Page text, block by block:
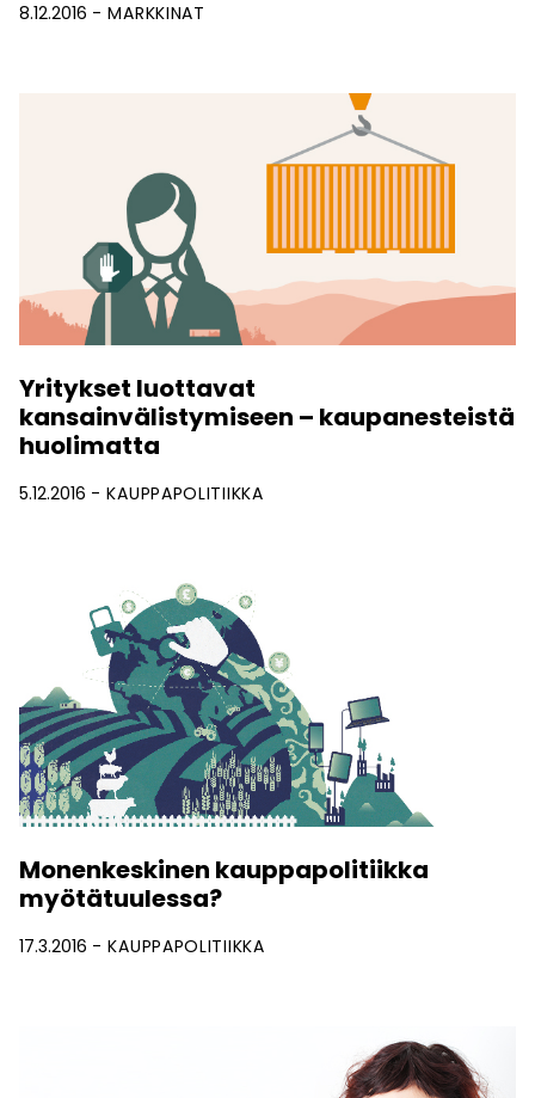
8.12.2016 MARKKINAT
Yritykset luottavat
kansainvälistymiseen – kaupanesteistä
huolimatta
5.12.2016 KAUPPAPOLITIIKKA
Monenkeskinen kauppapolitiikka
myötätuulessa?
17.3.2016 KAUPPAPOLITIIKKA